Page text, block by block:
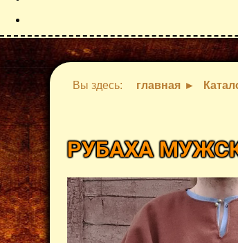
Вы здесь: главная
РУБАХА